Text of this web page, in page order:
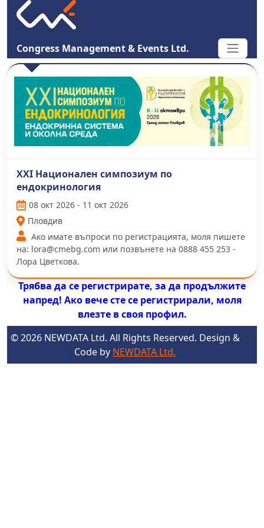
Congress Management & Events Ltd.
XXI Национален симпозиум по
ендокринология
08 окт 2026 - 11 окт 2026
Пловдив
Ако имате въпроси по регистрацията, моля пишете
на: lora@cmebg.com или позвънете на 0888 455 253 -
Лора Цветкова.
Трябва да се регистрирате, за да продължите
напред! Ако вече сте се регистрирали, моля
влезте в своя профил.
© 2026 NEWDATA Ltd. All Rights Reserved. Design &
Code by NEWDATA Ltd.